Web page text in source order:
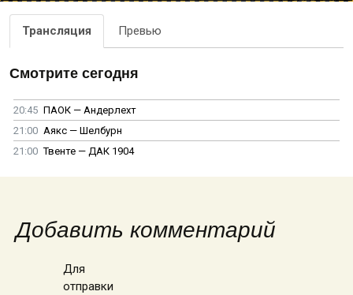
Трансляция Превью
Смотрите сегодня
20:45 ПАОК — Андерлехт
21:00 Аякс — Шелбурн
21:00 Твенте — ДАК 1904
Добавить комментарий
Для
отправки